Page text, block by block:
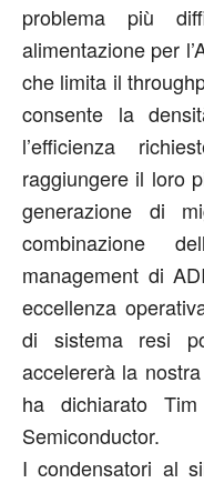
problema più
alimentazione per
che limita il
consente la
l’efficienza
raggiungere il loro
generazione di
combinazione
management di
eccellenza
di sistema resi
accelererà la
ha dichiarato
Semiconductor.
I condensatori al